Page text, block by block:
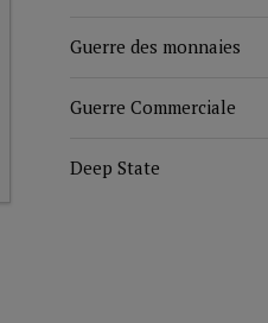
Guerre des monnaies
Guerre Commerciale
Deep State